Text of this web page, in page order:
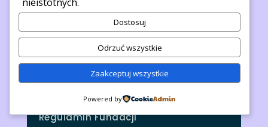
Statut Fundacji
Kontakt telefoniczny oraz SMS
GSM 731 117 632
Regulamin Fundacji
Dostosuj
Odrzuć wszystkie
Zaakceptuj wszystkie
Powered by